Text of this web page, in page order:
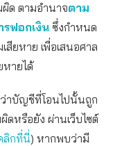
ด ตามอำนาจตาม
ฟอกเงินซึ่งกำหนด
สียหาย เพื่อเสนอศาล
ายได้
ว่าบัญชีที่โอนไปนั้นถูก
ดหรือยัง ผ่านเว็บไซต์
ลิกที่นี่) หากพบว่ามี